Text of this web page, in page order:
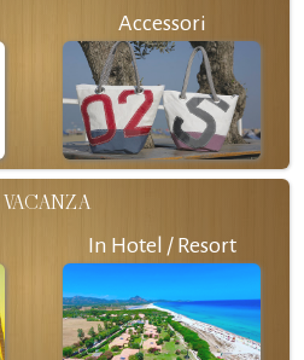
Accessori
VACANZA
In Hotel / Resort